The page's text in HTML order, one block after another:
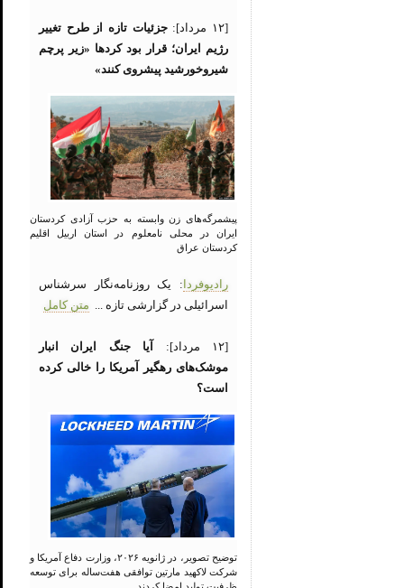
[۱۲ مرداد]:
جزئیات تازه از طرح تغییر
رژیم ایران؛ قرار بود کردها «زیر پرچم
شیروخورشید پیشروی کنند»
پیشمرگه‌های زن وابسته به حزب آزادی کردستان
ایران در محلی نامعلوم در استان اربیل اقلیم
کردستان عراق
رادیوفردا : یک روزنامه‌نگار سرشناس
اسرائیلی در گزارشی تازه ... متن کامل
[۱۲ مرداد]:
آیا جنگ ایران انبار
موشک‌های رهگیر آمریکا را خالی کرده
است؟
توضیح تصویر، در ژانویه ۲۰۲۶، وزارت دفاع آمریکا و
شرکت لاکهید مارتین توافقی هفت‌ساله برای توسعه
ظرفیت تولید امضا کردند